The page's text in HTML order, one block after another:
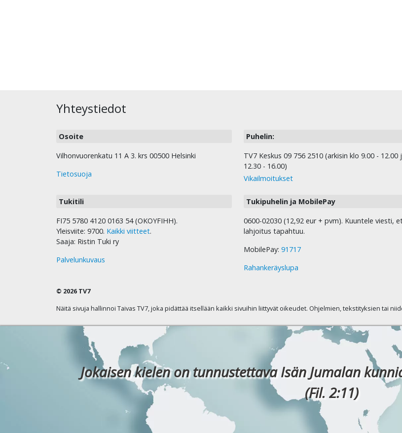
Yhteystiedot
Osoite
Vilhonvuorenkatu 11 A 3. krs 00500 Helsinki
Tietosuoja
Puhelin:
TV7 Keskus 09 756 2510 (arkisin klo 9.00 - 12.00
12.30 - 16.00)
Vikailmoitukset
Tukitili
FI75 5780 4120 0163 54 (OKOYFIHH).
Yleisviite: 9700. Kaikki viitteet.
Saaja: Ristin Tuki ry
Palvelunkuvaus
Tukipuhelin ja MobilePay
0600-02030 (12,92 eur + pvm). Kuuntele viesti,
lahjoitus tapahtuu.
MobilePay: 91717
Rahankeräyslupa
© 2026 TV7
Näitä sivuja hallinnoi Taivas TV7, joka pidättää itsellään kaikki sivuihin liittyvät oikeudet. Ohjelmien, tekstityksien tai
Jokaisen kielen on tunnustettava Isän Jumalan
(Fil. 2:11)